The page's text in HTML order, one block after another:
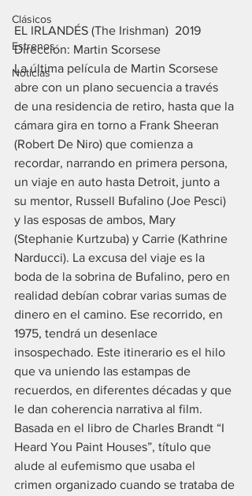
Clásicos
Estrenos
Noticias
EL IRLANDÉS (The Irishman)  2019
Dirección: Martin Scorsese
La última película de Martin Scorsese
abre con un plano secuencia a través
de una residencia de retiro, hasta que la
cámara gira en torno a Frank Sheeran
(Robert De Niro) que comienza a
recordar, narrando en primera persona,
un viaje en auto hasta Detroit, junto a
su mentor, Russell Bufalino (Joe Pesci)
y las esposas de ambos, Mary
(Stephanie Kurtzuba) y Carrie (Kathrine
Narducci). La excusa del viaje es la
boda de la sobrina de Bufalino, pero en
realidad debían cobrar varias sumas de
dinero en el camino. Ese recorrido, en
1975, tendrá un desenlace
insospechado. Este itinerario es el hilo
que va uniendo las estampas de
recuerdos, en diferentes décadas y que
le dan coherencia narrativa al film.
Basada en el libro de Charles Brandt “I
Heard You Paint Houses”, título que
alude al eufemismo que usaba el
crimen organizado cuando se trataba de